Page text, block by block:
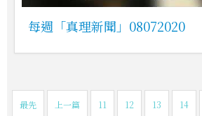
每週「真理新聞」08072020
最先 上一篇 11 12 13 14